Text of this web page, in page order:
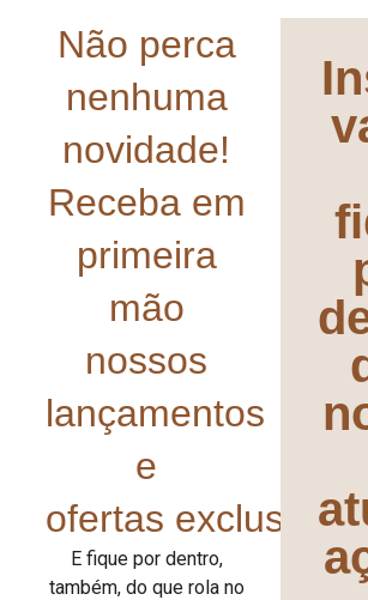
Não perca
nenhuma
novidade!
Receba em
primeira
mão
nossos
lançamentos
e
ofertas exclusivas!
E fique por dentro,
também, do que rola no